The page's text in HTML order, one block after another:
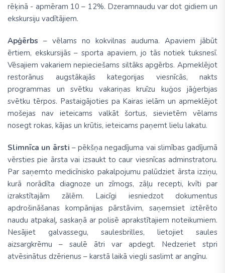
rēķinā - apmēram 10 – 12%. Dzeramnaudu var dot gidiem un
ekskursiju vadītājiem.
Apģērbs – vēlams no kokvilnas auduma. Apaviem jābūt
ērtiem, ekskursijās – sporta apaviem, jo tās notiek tuksnesī.
Vēsajiem vakariem nepieciešams siltāks apgērbs. Apmeklējot
restorānus augstākajās kategorijas viesnīcās, nakts
programmas un svētku vakariņas kruīzu kuģos jāģerbjas
svētku tērpos. Pastaigājoties pa Kairas ielām un apmeklējot
mošejas nav ieteicams valkāt šortus, sievietēm vēlams
nosegt rokas, kājas un krūtis, ieteicams paņemt lielu lakatu.
Slimnīca un ārsti – pēkšņa negadījuma vai slimības gadījumā
vērsties pie ārsta vai izsaukt to caur viesnīcas adminstratoru.
Par saņemto medicīnisko pakalpojumu palūdziet ārsta izziņu,
kurā norādīta diagnoze un zīmogs, zāļu recepti, kvīti par
izrakstītajām zālēm. Laicīgi iesniedzot dokumentus
apdrošināšanas kompānijas pārstāvim, saņemsiet iztērēto
naudu atpakaļ, saskaņā ar polisē aprakstītajiem noteikumiem.
Nesājiet galvassegu, saulesbrilles, lietojiet saules
aizsargkrēmu – saulē ātri var apdegt. Nedzeriet stpri
atvēsinātus dzērienus – karstā laikā viegli saslimt ar angīnu.